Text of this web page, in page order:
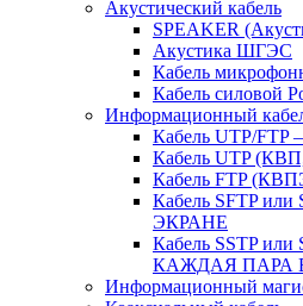
Акустический кабель
SPEAKER
Акустика ШГЭС
Кабель
Кабель силовой
Информационный
Кабель UTP/FTP
Кабель UTP
Кабель FTP
Кабель SFTP
ЭКРАНЕ
Кабель SSTP
КАЖДАЯ ПАРА
Информационный